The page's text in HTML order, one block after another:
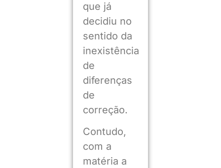
que já
decidiu no
sentido da
inexistência
de
diferenças
de
correção.
Contudo,
com a
matéria a